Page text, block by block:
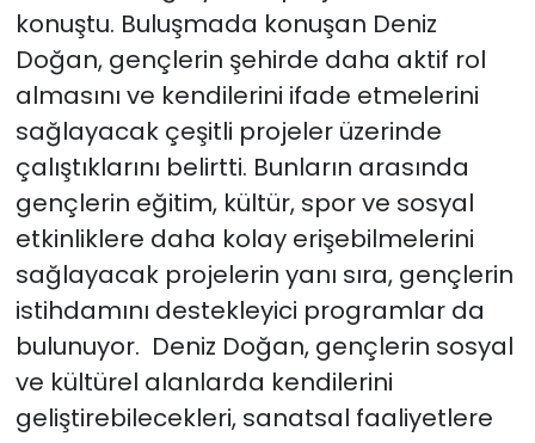
konuştu. Buluşmada konuşan Deniz
Doğan, gençlerin şehirde daha aktif rol
almasını ve kendilerini ifade etmelerini
sağlayacak çeşitli projeler üzerinde
çalıştıklarını belirtti. Bunların arasında
gençlerin eğitim, kültür, spor ve sosyal
etkinliklere daha kolay erişebilmelerini
sağlayacak projelerin yanı sıra, gençlerin
istihdamını destekleyici programlar da
bulunuyor. Deniz Doğan, gençlerin sosyal
ve kültürel alanlarda kendilerini
geliştirebilecekleri, sanatsal faaliyetlere